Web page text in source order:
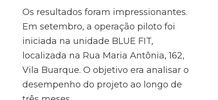
Os resultados foram impressionantes.
Em setembro, a operação piloto foi
iniciada na unidade BLUE FIT,
localizada na Rua Maria Antônia, 162,
Vila Buarque. O objetivo era analisar o
desempenho do projeto ao longo de